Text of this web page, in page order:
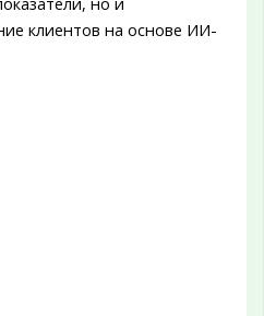
клиентов на основе ИИ-